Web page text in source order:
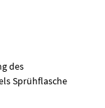
des
Sprühflasche